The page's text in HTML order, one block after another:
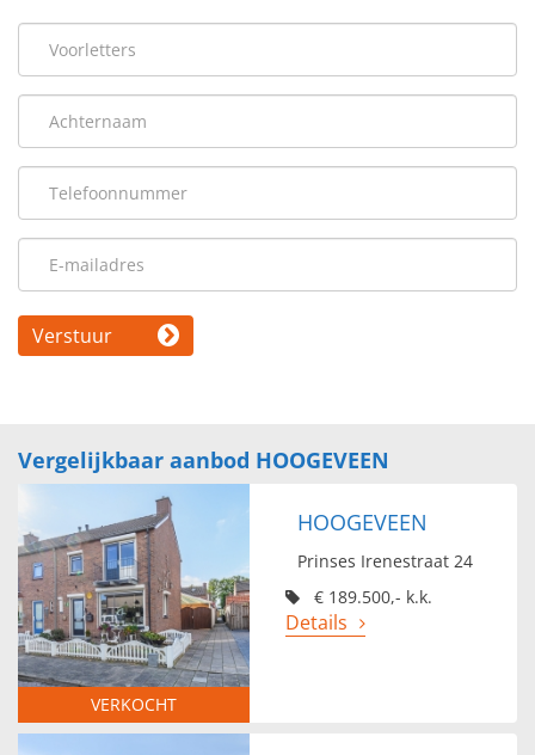
Verstuur
Vergelijkbaar aanbod HOOGEVEEN
VERKOCHT
HOOGEVEEN
Prinses Irenestraat 24
€ 189.500,- k.k.
Details